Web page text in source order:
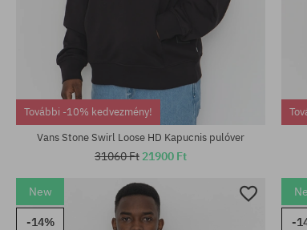
További -10% kedvezmény!
Vans Stone Swirl Loose HD Kapucnis pulóver
31060 Ft 21900 Ft
New
-14%
-